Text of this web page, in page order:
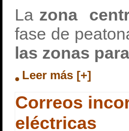
La zona
fase de
las zonas
Leer más [+]
Correos
eléctricas